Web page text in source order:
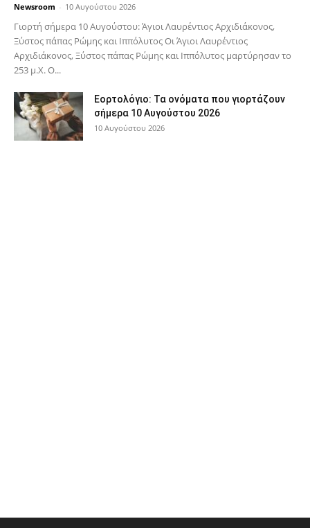
Newsroom - 10 Αυγούστου 2026
Γιορτή σήμερα 10 Αυγούστου: Άγιοι Λαυρέντιος Αρχιδιάκονος,
Ξύστος πάπας Ρώμης και Ιππόλυτος Οι Άγιοι Λαυρέντιος
Αρχιδιάκονος, Ξύστος πάπας Ρώμης και Ιππόλυτος μαρτύρησαν το
253 μ.Χ. Ο...
Εορτολόγιο: Τα ονόματα που γιορτάζουν
σήμερα 10 Αυγούστου 2026
10 Αυγούστου 2026